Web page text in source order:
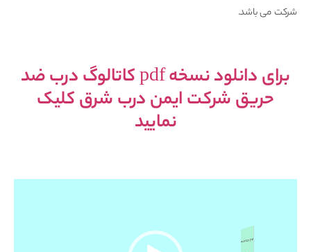
شرکت می باشد.
برای دانلود نسخه pdf کاتالوگ درب ضد
حریق شرکت ایمن درب شرق کلیک
نمایید